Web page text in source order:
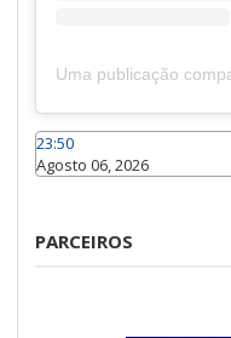
23:50
Agosto 06, 2026
PARCEIROS